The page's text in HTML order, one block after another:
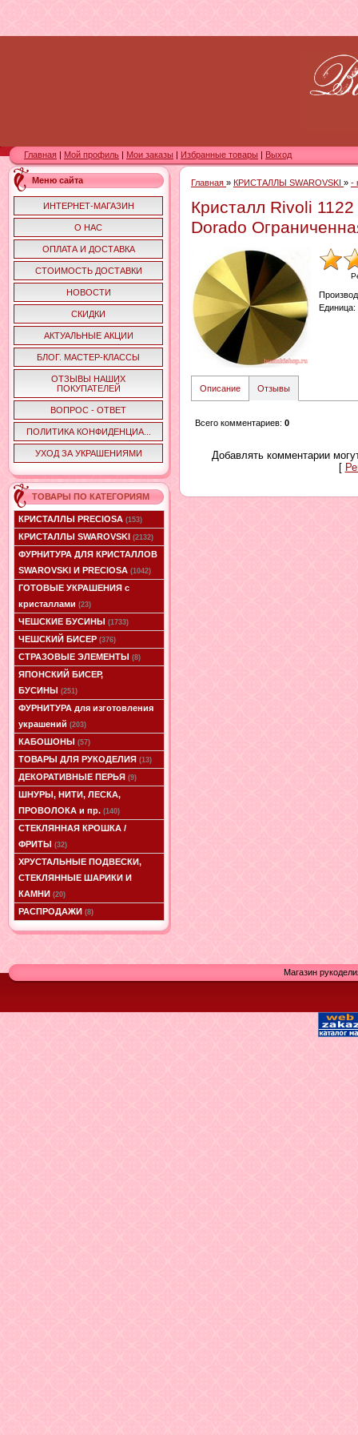
Главная Мой профиль Мои заказы Избранные товары Выход
Меню сайта
ИНТЕРНЕТ-МАГАЗИН
О НАС
ОПЛАТА И ДОСТАВКА
СТОИМОСТЬ ДОСТАВКИ
НОВОСТИ
СКИДКИ
АКТУАЛЬНЫЕ АКЦИИ
БЛОГ. МАСТЕР-КЛАССЫ
ОТЗЫВЫ НАШИХ
ПОКУПАТЕЛЕЙ
ВОПРОС - ОТВЕТ
ПОЛИТИКА КОНФИДЕНЦИА...
УХОД ЗА УКРАШЕНИЯМИ
ТОВАРЫ ПО КАТЕГОРИЯМ
КРИСТАЛЛЫ PRECIOSA (153)
КРИСТАЛЛЫ SWAROVSKI (2132)
ФУРНИТУРА ДЛЯ КРИСТАЛЛОВ
SWAROVSKI И PRECIOSA (1042)
ГОТОВЫЕ УКРАШЕНИЯ с
кристаллами (23)
ЧЕШСКИЕ БУСИНЫ (1733)
ЧЕШСКИЙ БИСЕР (376)
СТРАЗОВЫЕ ЭЛЕМЕНТЫ (8)
ЯПОНСКИЙ БИСЕР,
БУСИНЫ (251)
ФУРНИТУРА для изготовления
украшений (203)
КАБОШОНЫ (57)
ТОВАРЫ ДЛЯ РУКОДЕЛИЯ (13)
ДЕКОРАТИВНЫЕ ПЕРЬЯ (9)
ШНУРЫ, НИТИ, ЛЕСКА,
ПРОВОЛОКА и пр. (140)
СТЕКЛЯННАЯ КРОШКА /
ФРИТЫ (32)
ХРУСТАЛЬНЫЕ ПОДВЕСКИ,
СТЕКЛЯННЫЕ ШАРИКИ И
КАМНИ (20)
РАСПРОДАЖИ (8)
Главная » КРИСТАЛЛЫ SWAROVSKI » -
Кристалл Rivoli
Dorado
Единица:
Описание Отзывы
Всего комментариев: 0
Добавлять комментарии
[
Магазин